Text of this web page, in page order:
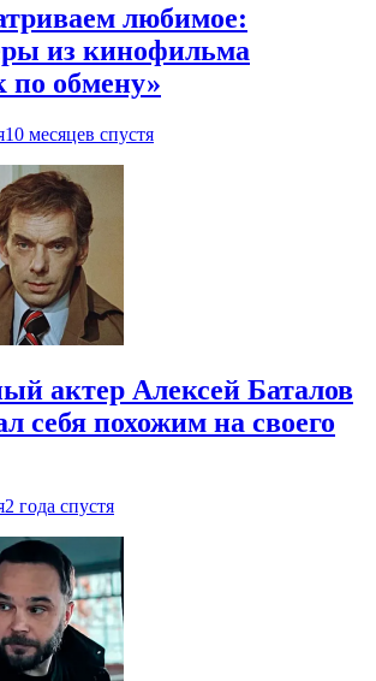
любимое:
из кинофильма
по обмену»
10 месяцев спустя
актер Алексей Баталов
себя похожим на своего
2 года спустя